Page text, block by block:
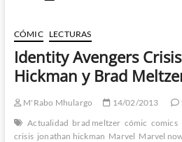
Fraction
y
Mike
Allred
desmelenan
la
Future
Foundation
CÓMIC LECTURAS
Identity Avengers
Hickman y Brad
M'Rabo Mhulargo 14/02/2013
Actualidad brad meltzer cómic comics
crisis jonathan hickman Marvel Marvel